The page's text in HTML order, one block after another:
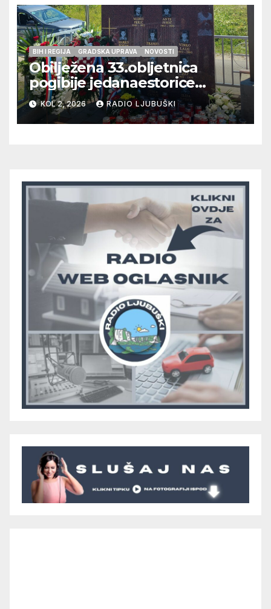
BIH I REGIJA GRADSKA UPRAVA NOVOSTI
Obilježena 33.obljetnica
pogibije jedanaestorice
ljubuških branitelja
KOL 2, 2026 RADIO LJUBUŠKI